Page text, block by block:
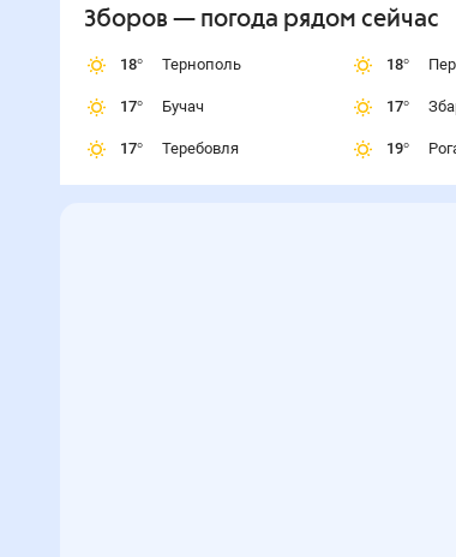
Зборов — погода рядом сейчас
18° Тернополь
17° Бучач
17° Теребовля
18°
17°
19°